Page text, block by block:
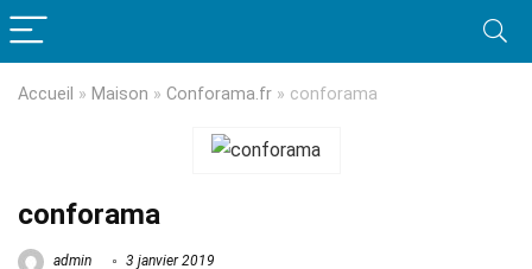
Accueil » Maison » Conforama.fr » conforama
conforama
admin 3 janvier 2019